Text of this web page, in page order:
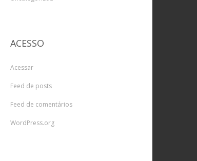
ACESSO
Acessar
Feed de posts
Feed de comentários
WordPress.org